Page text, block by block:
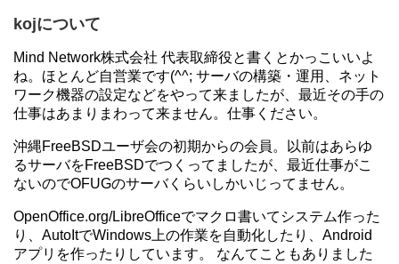
kojについて
Mind Network株式会社 代表取締役と書くとかっこいいよ
ね。ほとんど自営業です(^^; サーバの構築・運用、ネット
ワーク機器の設定などをやって来ましたが、最近その手の
仕事はあまりまわって来ません。仕事ください。
沖縄FreeBSDユーザ会の初期からの会員。以前はあらゆ
るサーバをFreeBSDでつくってましたが、最近仕事がこ
ないのでOFUGのサーバくらいしかいじってません。
OpenOffice.org/LibreOfficeでマクロ書いてシステム作った
り、AutoItでWindows上の作業を自動化したり、Android
アプリを作ったりしています。 なんてこともありました